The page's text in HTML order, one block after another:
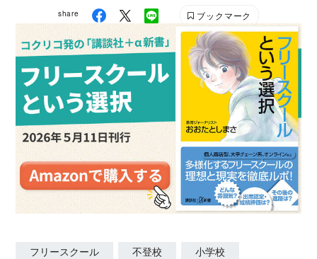
share ブックマーク
フリースクール 不登校 小学校